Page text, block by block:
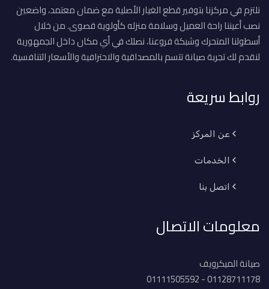
نلتزم في مركزنا بتوفير قطع الغيار الأصلية مع ضمان معتمد، واضعين
نصب أعيننا راحة العميل وسلامة منزله كأولوية قصوى. من خلال
أسطولنا المتحرك وشبكة فروعنا، نصلك في أي مكان داخل الجمهورية
لنقدم لك تجربة صيانة تتسم بالمصداقية والاحترافية والأسعار التنافسية.
روابط سريعة
عن المركز
الخدمات
اتصل بنا
معلومات الاتصال
صيانة الميكرويف
01128711178 - 01111505592